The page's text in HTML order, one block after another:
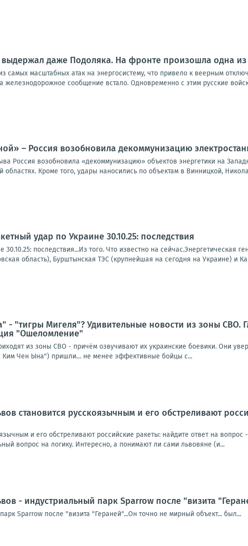
даже Подоляка. На фронте произошла одна
самых масштабных атак на энергосистему, что привело к веерным
железнодорожное сообщение встало. Одновременно с этим русские
– Россия возобновила декоммунизацию
Россия возобновила «декоммунизацию» объектов энергетики на
областях. Кроме того, удары наносились по объектам в Винницкой,
удар по Украине 30.10.25: последствия
30.10.25: последствия...Из того. Что известно на сейчас.Энергетическая
область), Бурштынская ТЭС (крупнейшая на сегодня на Украине) и
- "тигры Мигеля"? Удивительные новости из зоны СВО.
"Ошеломление"
из зоны СВО - причём озвучивают их украинские боевики. Они
Ким Чен Ына") пришли… не менее эффективные бойцы с...
становится русскоязычным и его обстреливают
и его обстреливают российские ракеты: найдите ответ на
вопрос на логику. Интересно, а понимают ли сами львовяне (и...
- индустриальный парк Sparrow после "визита
Sparrow после "визита "Гераней"...Он точно не мирный объект... был...